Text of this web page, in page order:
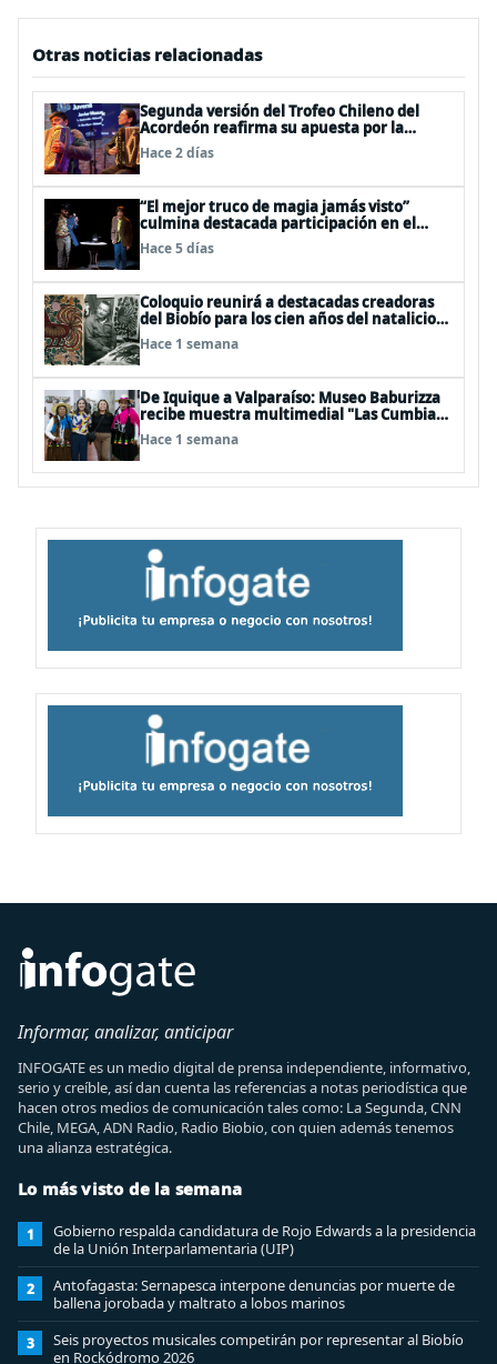
Otras noticias relacionadas
Segunda versión del Trofeo Chileno del
Acordeón reafirma su apuesta por la
profesionalización del instrumento en
Chile
Hace 2 días
“El mejor truco de magia jamás visto”
culmina destacada participación en el
Festival Off Avignon 2026
Hace 5 días
Coloquio reunirá a destacadas creadoras
del Biobío para los cien años del natalicio
del artista textil y artesano tomecino
Héctor Herrera “El Pajarero”
Hace 1 semana
De Iquique a Valparaíso: Museo Baburizza
recibe muestra multimedial "Las Cumbias
que escuchamos allá arriba"
Hace 1 semana
Informar, analizar, anticipar
INFOGATE es un medio digital de prensa independiente, informativo,
serio y creíble, así dan cuenta las referencias a notas periodística que
hacen otros medios de comunicación tales como: La Segunda, CNN
Chile, MEGA, ADN Radio, Radio Biobio, con quien además tenemos
una alianza estratégica.
Lo más visto de la semana
1
Gobierno respalda candidatura de Rojo Edwards a la presidencia
de la Unión Interparlamentaria (UIP)
2
Antofagasta: Sernapesca interpone denuncias por muerte de
ballena jorobada y maltrato a lobos marinos
3
Seis proyectos musicales competirán por representar al Biobío
en Rockódromo 2026